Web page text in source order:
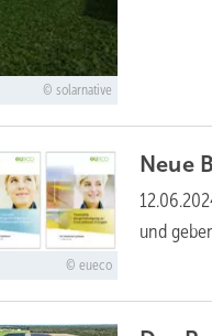
solarnative
eueco
Neue
und